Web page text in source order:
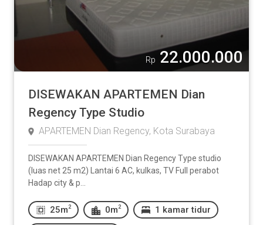
Kamar Mandi
Lainnya:
Rp 22.000.000
DISEWAKAN APARTEMEN Dian
Regency Type Studio
APARTEMEN Dian Regency, Kota Surabaya
DISEWAKAN APARTEMEN Dian Regency Type studio
(luas net 25 m2) Lantai 6 AC, kulkas, TV Full perabot
Hadap city & p...
25m 2 0m 2 1 kamar tidur